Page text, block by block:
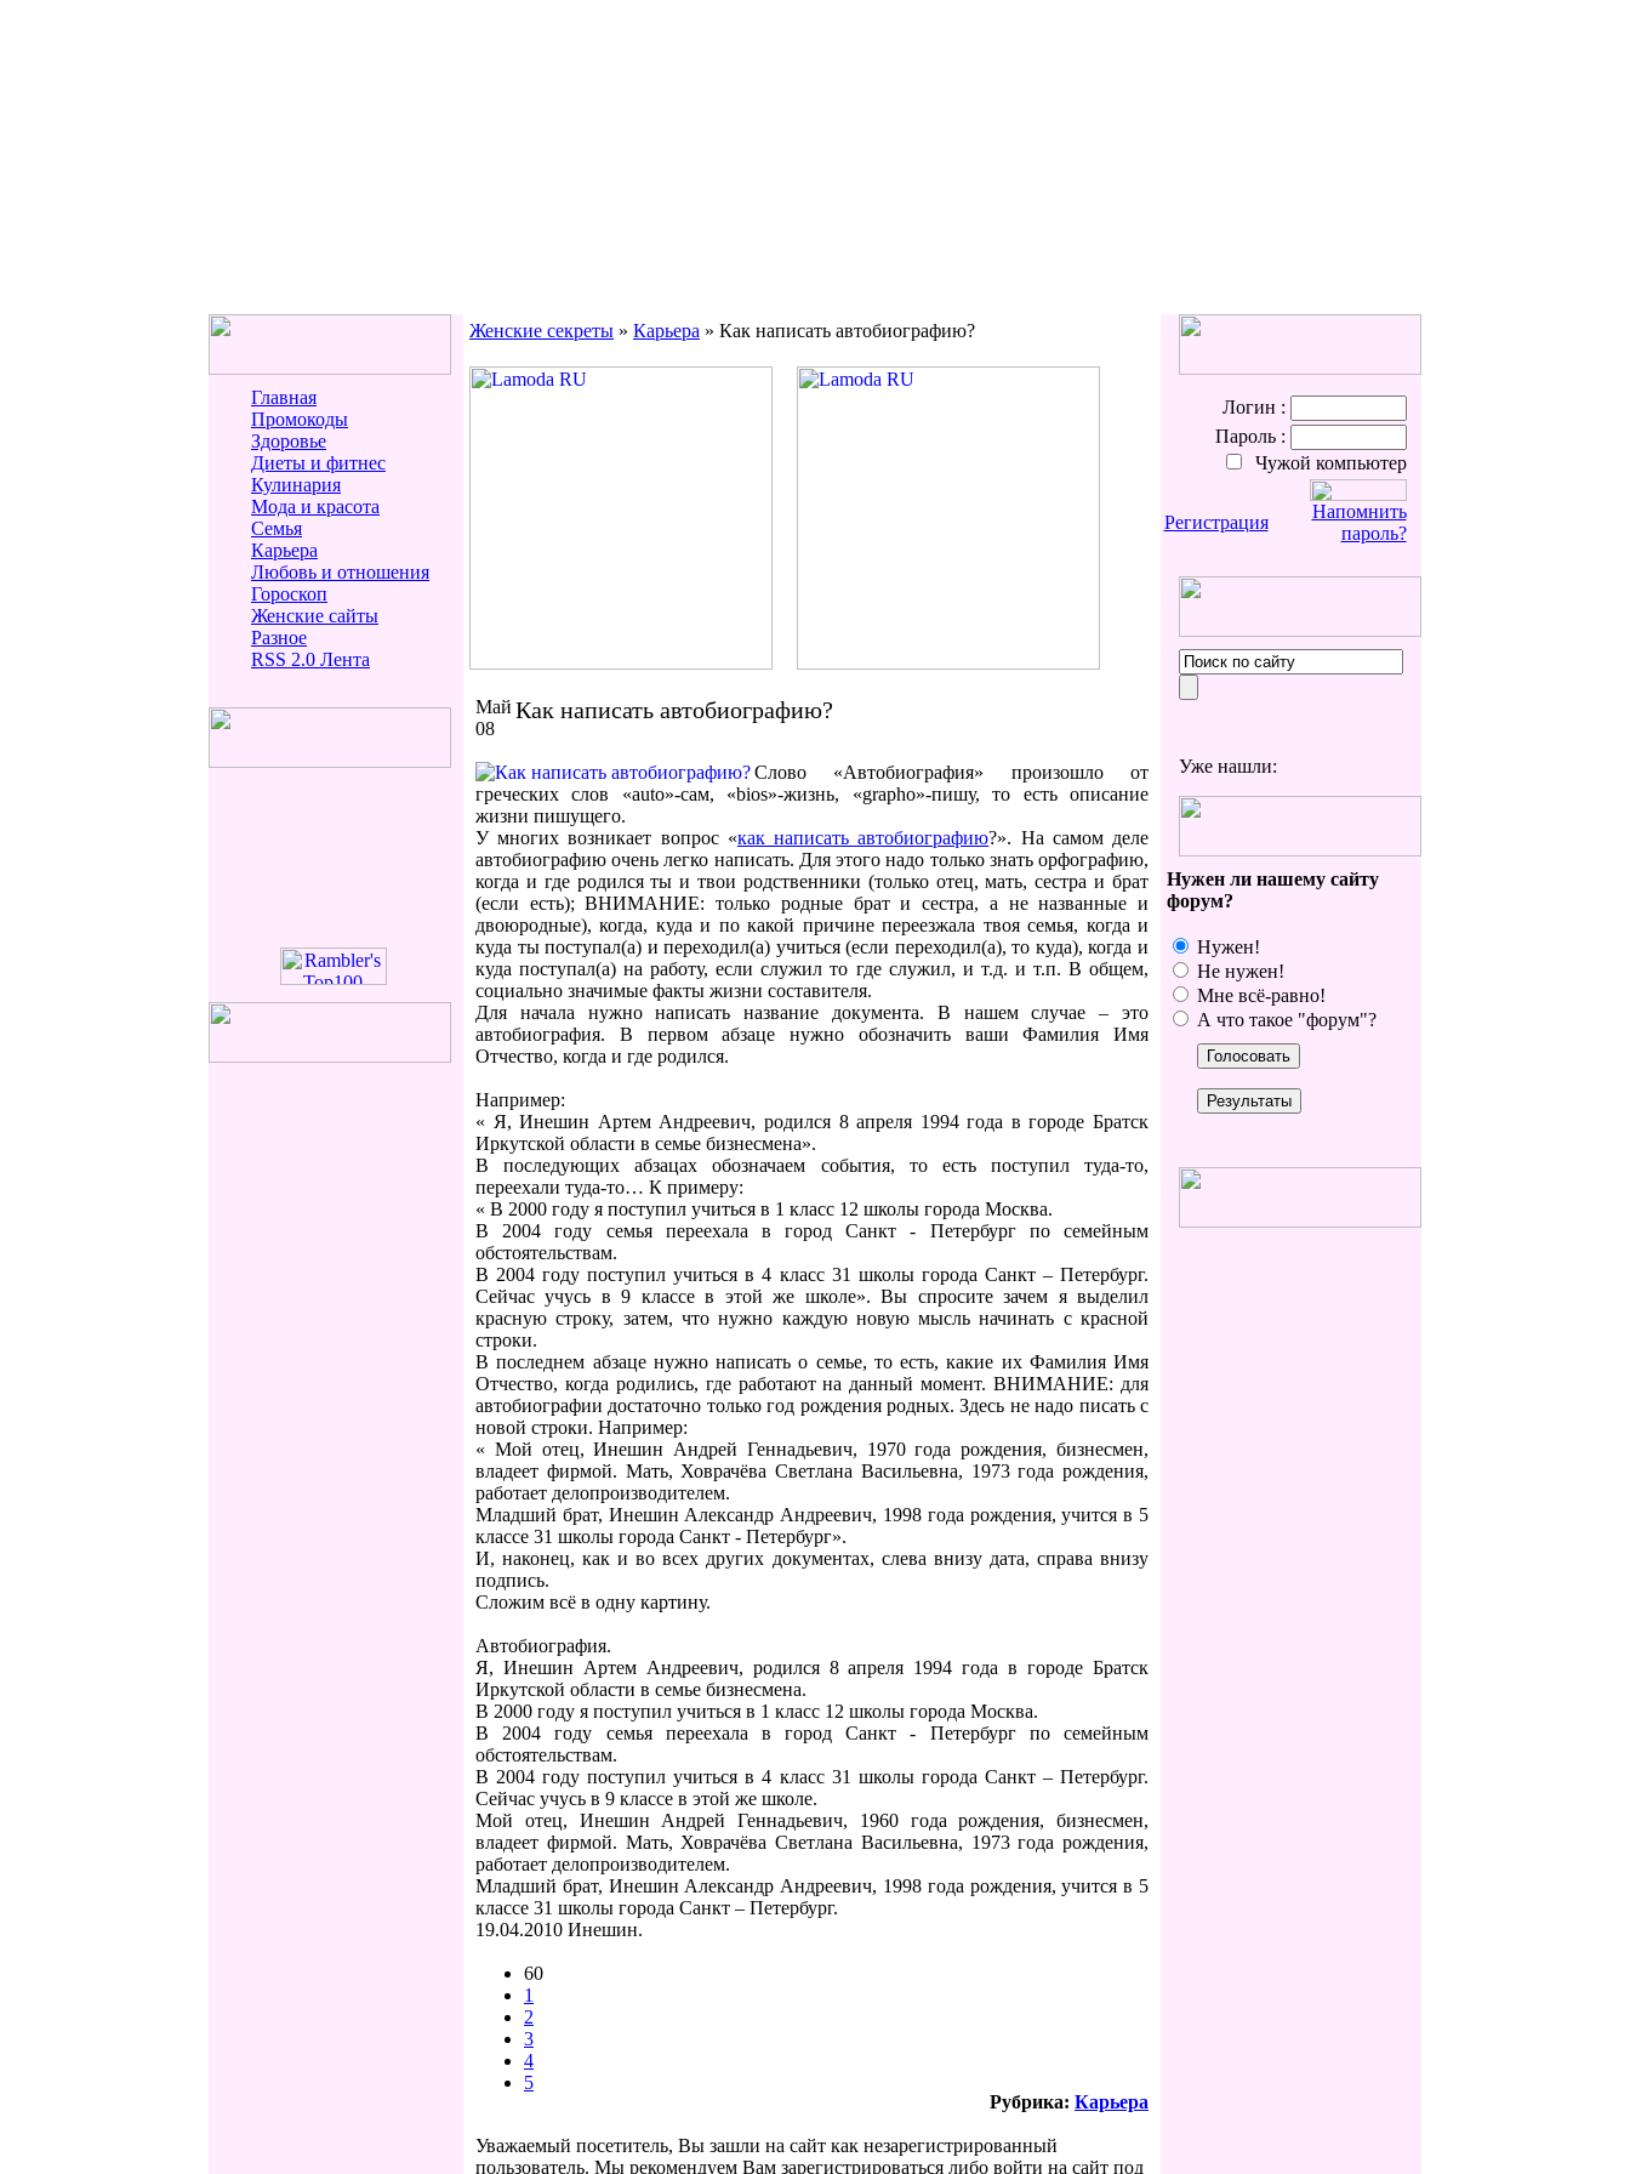
Главная
Промокоды
Здоровье
Диеты и фитнес
Кулинария
Мода и красота
Семья
Карьера
Любовь и отношения
Гороскоп
Женские сайты
Разное
RSS 2.0 Лента
Женские секреты » Карьера » Как написать автобиографию?
Май
08
Как написать автобиографию?
Слово «Автобиография» произошло от
греческих слов «auto»-сам, «bios»-жизнь, «grapho»-пишу, то есть описание
жизни пишущего.
У многих возникает вопрос «как написать автобиографию?». На самом деле
автобиографию очень легко написать. Для этого надо только знать орфографию,
когда и где родился ты и твои родственники (только отец, мать, сестра и брат
(если есть); ВНИМАНИЕ: только родные брат и сестра, а не названные и
двоюродные), когда, куда и по какой причине переезжала твоя семья, когда и
куда ты поступал(а) и переходил(а) учиться (если переходил(а), то куда), когда и
куда поступал(а) на работу, если служил то где служил, и т.д. и т.п. В общем,
социально значимые факты жизни составителя.
Для начала нужно написать название документа. В нашем случае – это
автобиография. В первом абзаце нужно обозначить ваши Фамилия Имя
Отчество, когда и где родился.
Например:
« Я, Инешин Артем Андреевич, родился 8 апреля 1994 года в городе Братск
Иркутской области в семье бизнесмена».
В последующих абзацах обозначаем события, то есть поступил туда-то,
переехали туда-то… К примеру:
« В 2000 году я поступил учиться в 1 класс 12 школы города Москва.
В 2004 году семья переехала в город Санкт - Петербург по семейным
обстоятельствам.
В 2004 году поступил учиться в 4 класс 31 школы города Санкт – Петербург.
Сейчас учусь в 9 классе в этой же школе». Вы спросите зачем я выделил
красную строку, затем, что нужно каждую новую мысль начинать с красной
строки.
В последнем абзаце нужно написать о семье, то есть, какие их Фамилия Имя
Отчество, когда родились, где работают на данный момент. ВНИМАНИЕ: для
автобиографии достаточно только год рождения родных. Здесь не надо писать с
новой строки. Например:
« Мой отец, Инешин Андрей Геннадьевич, 1970 года рождения, бизнесмен,
владеет фирмой. Мать, Ховрачёва Светлана Васильевна, 1973 года рождения,
работает делопроизводителем.
Младший брат, Инешин Александр Андреевич, 1998 года рождения, учится в 5
классе 31 школы города Санкт - Петербург».
И, наконец, как и во всех других документах, слева внизу дата, справа внизу
подпись.
Сложим всё в одну картину.
Автобиография.
Я, Инешин Артем Андреевич, родился 8 апреля 1994 года в городе Братск
Иркутской области в семье бизнесмена.
В 2000 году я поступил учиться в 1 класс 12 школы города Москва.
В 2004 году семья переехала в город Санкт - Петербург по семейным
обстоятельствам.
В 2004 году поступил учиться в 4 класс 31 школы города Санкт – Петербург.
Сейчас учусь в 9 классе в этой же школе.
Мой отец, Инешин Андрей Геннадьевич, 1960 года рождения, бизнесмен,
владеет фирмой. Мать, Ховрачёва Светлана Васильевна, 1973 года рождения,
работает делопроизводителем.
Младший брат, Инешин Александр Андреевич, 1998 года рождения, учится в 5
классе 31 школы города Санкт – Петербург.
19.04.2010 Инешин.
60
1
2
3
4
5
Рубрика: Карьера
Уважаемый посетитель, Вы зашли на сайт как незарегистрированный
пользователь. Мы рекомендуем Вам зарегистрироваться либо войти на сайт под
Логин :
Пароль :
Чужой компьютер
Регистрация
Напомнить
пароль?
Уже нашли:
Нужен ли нашему сайту
форум?
Нужен!
Не нужен!
Мне всё-равно!
А что такое "форум"?